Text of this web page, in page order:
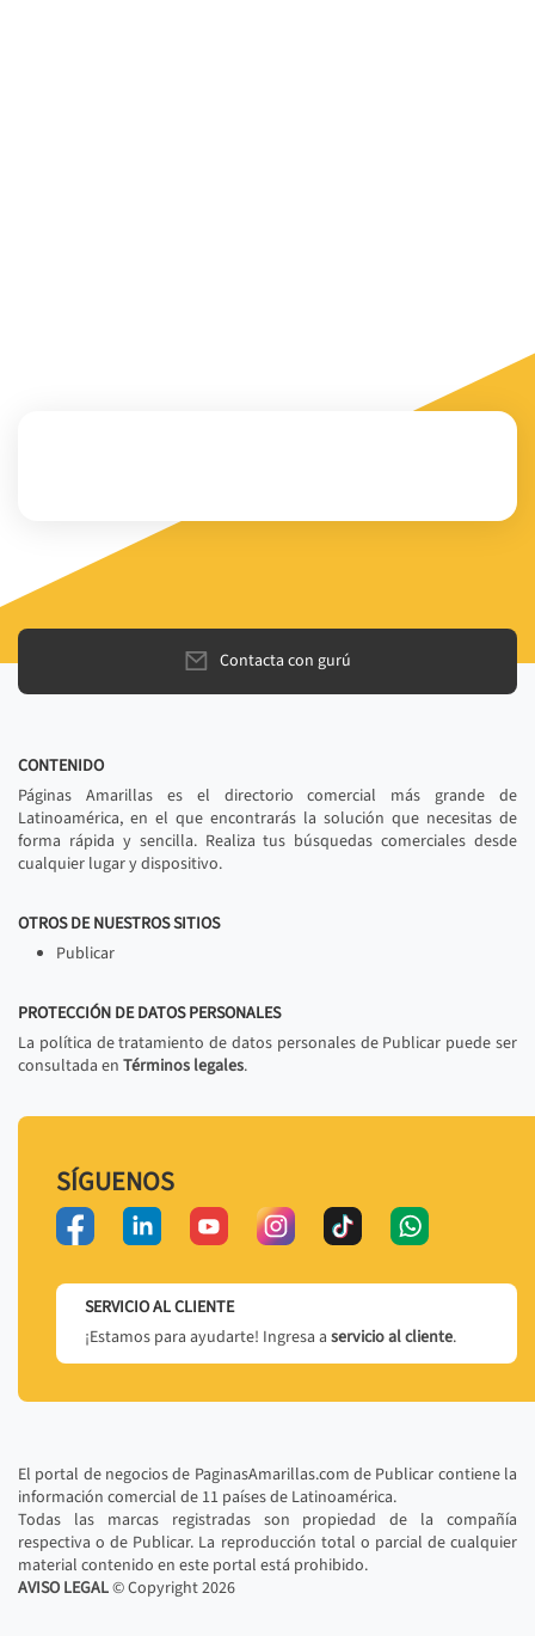
Contacta con gurú
CONTENIDO
Páginas Amarillas es el directorio comercial más grande de
Latinoamérica, en el que encontrarás la solución que necesitas de
forma rápida y sencilla. Realiza tus búsquedas comerciales desde
cualquier lugar y dispositivo.
OTROS DE NUESTROS SITIOS
Publicar
PROTECCIÓN DE DATOS PERSONALES
La política de tratamiento de datos personales de Publicar puede ser
consultada en Términos legales.
SÍGUENOS
SERVICIO AL CLIENTE
¡Estamos para ayudarte! Ingresa a servicio al cliente.
El portal de negocios de PaginasAmarillas.com de Publicar contiene la
información comercial de 11 países de Latinoamérica.
Todas las marcas registradas son propiedad de la compañía
respectiva o de Publicar. La reproducción total o parcial de cualquier
material contenido en este portal está prohibido.
AVISO LEGAL© Copyright2026